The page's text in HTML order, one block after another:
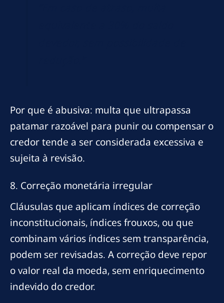
Por que é abusiva: multa que ultrapassa
patamar razoável para punir ou compensar o
credor tende a ser considerada excessiva e
sujeita à revisão.
8. Correção monetária irregular
Cláusulas que aplicam índices de correção
inconstitucionais, índices frouxos, ou que
combinam vários índices sem transparência,
podem ser revisadas. A correção deve repor
o valor real da moeda, sem enriquecimento
indevido do credor.